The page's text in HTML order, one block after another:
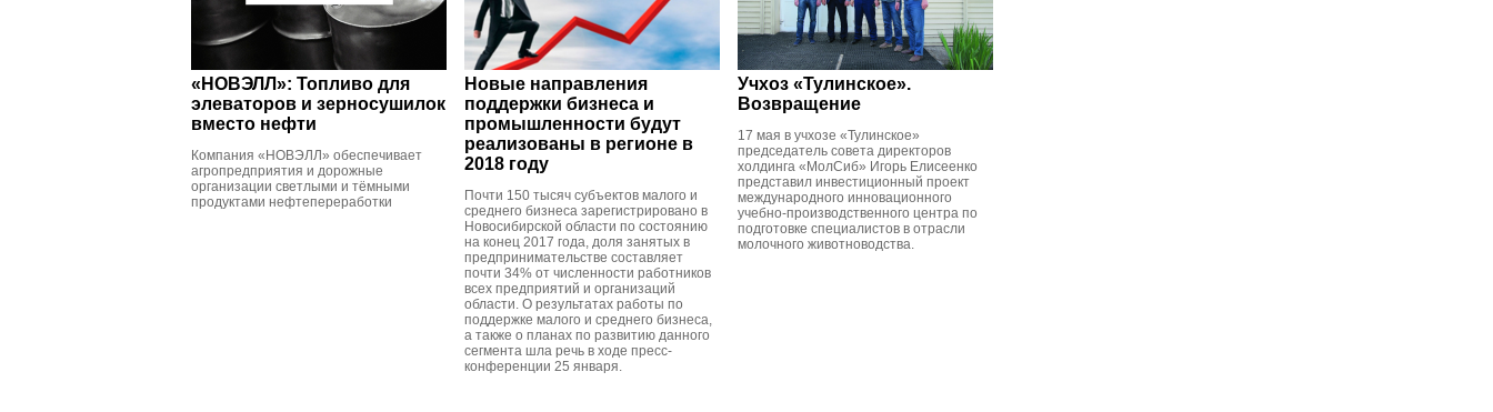
«НОВЭЛЛ»: Топливо для
элеваторов и зерносушилок
вместо нефти
Компания «НОВЭЛЛ» обеспечивает
агропредприятия и дорожные
организации светлыми и тёмными
продуктами нефтепереработки
Новые направления
поддержки бизнеса и
промышленности будут
реализованы в регионе в
2018 году
Почти 150 тысяч субъектов малого и
среднего бизнеса зарегистрировано в
Новосибирской области по состоянию
на конец 2017 года, доля занятых в
предпринимательстве составляет
почти 34% от численности работников
всех предприятий и организаций
области. О результатах работы по
поддержке малого и среднего бизнеса,
а также о планах по развитию данного
сегмента шла речь в ходе пресс-
конференции 25 января.
Учхоз «Тулинское».
Возвращение
17 мая в учхозе «Тулинское»
председатель совета директоров
холдинга «МолСиб» Игорь Елисеенко
представил инвестиционный проект
международного инновационного
учебно-производственного центра по
подготовке специалистов в отрасли
молочного животноводства.